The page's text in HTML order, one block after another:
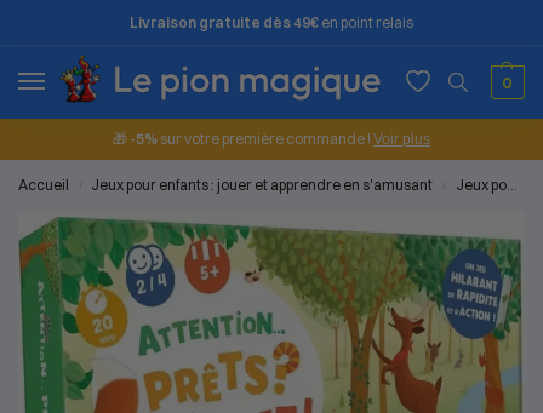
Livraison gratuite dès 49€ en point relais
0
🎁 -5% sur votre première commande ! Voir plus
Accueil Jeux pour enfants : jouer et apprendre en s'amusant Jeux pour les enfants (5 à 7 ans)